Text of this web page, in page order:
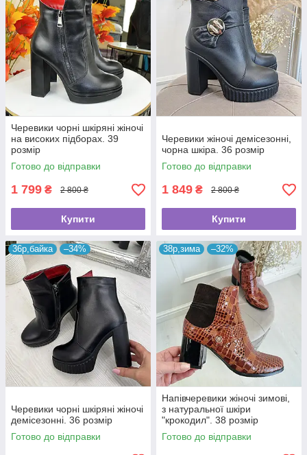
Черевики чорні шкіряні жіночі
на високих підборах. 39
розмір
Готово до відправки
1 799 ₴ 2 800 ₴
Купити
Черевики жіночі демісезонні,
чорна шкіра. 36 розмір
Готово до відправки
1 849 ₴ 2 800 ₴
Купити
36р,байка –34%
Черевики чорні шкіряні жіночі
демісезонні. 36 розмір
Готово до відправки
38р,зима –32%
Напівчеревики жіночі зимові,
з натуральної шкіри
"крокодил". 38 розмір
Готово до відправки